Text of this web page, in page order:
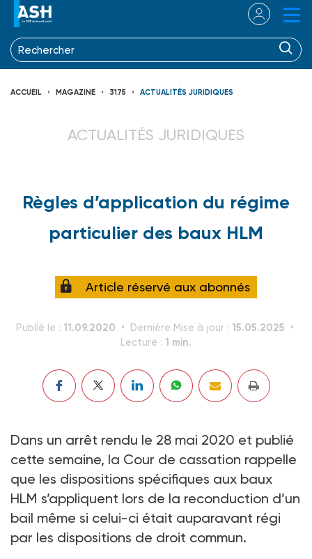
ACCUEIL MAGAZINE 3175 ACTUALITÉS JURIDIQUES
ACTUALITÉS JURIDIQUES
Règles d’application du régime
particulier des baux HLM
Article réservé aux abonnés
Publié le : 11.09.2020 Dernière Mise à jour : 15.05.2025
Lecture : 1 min.
Dans un arrêt rendu le 28 mai 2020 et publié
cette semaine, la Cour de cassation rappelle
que les dispositions spécifiques aux baux
HLM s’appliquent lors de la reconduction d’un
bail même si celui-ci était auparavant régi
par les dispositions de droit commun.